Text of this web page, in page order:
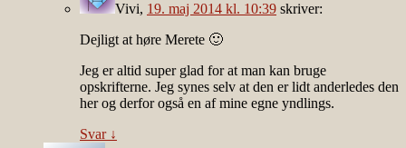
Vivi, 19. maj 2014 kl. 10:39 skriver:
Dejligt at høre Merete 🙂
Jeg er altid super glad for at man kan bruge
opskrifterne. Jeg synes selv at den er lidt anderledes den
her og derfor også en af mine egne yndlings.
Svar ↓